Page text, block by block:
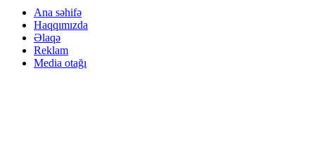
Ana səhifə
Haqqımızda
Əlaqə
Reklam
Media otağı